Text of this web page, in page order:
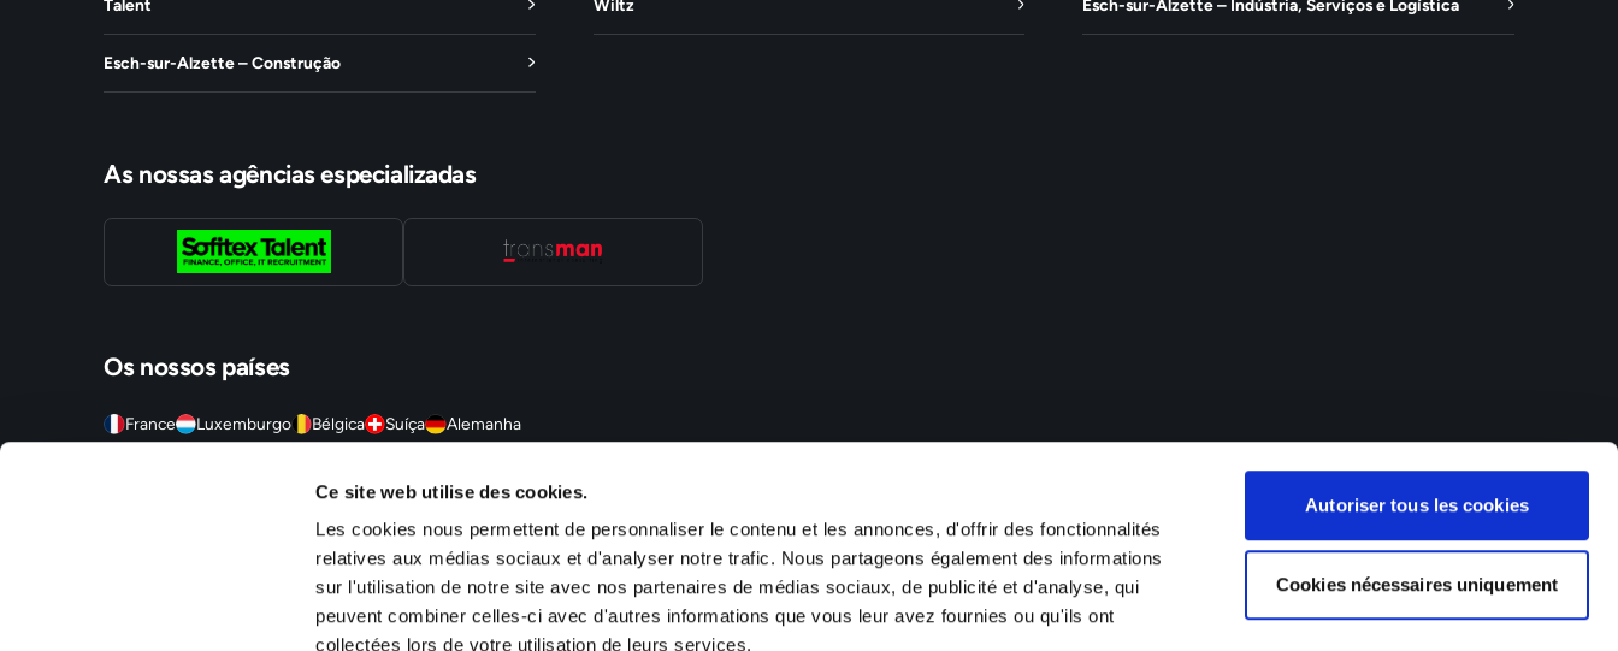
Ce site web utilise des cookies.
Les cookies nous permettent de personnaliser le contenu et les annonces, d'offrir des fonctionnalités
relatives aux médias sociaux et d'analyser notre trafic. Nous partageons également des informations
sur l'utilisation de notre site avec nos partenaires de médias sociaux, de publicité et d'analyse, qui
peuvent combiner celles-ci avec d'autres informations que vous leur avez fournies ou qu'ils ont
collectées lors de votre utilisation de leurs services.
Autoriser tous les cookies
Cookies nécessaires uniquement
Talent Wiltz Esch-sur-Alzette – Indústria, Serviços e Logística
Esch-sur-Alzette – Construção
As nossas agências especializadas
Os nossos países
France Luxemburgo Bélgica Suíça Alemanha
Sofitex est un réseau d'agences d'intérim, travail temporaire, de recrutement et de gestion des ressources humaines. Nous proposons des offres d'emploi dans de nombreux secteurs d'activités. Nos
agences sont situées en Alsace (Mulhouse, Strasbourg, Molsheim, Obernai, Haguenau, Colmar, Guebwiller, Saint Louis, Cernay), en Lorraine (Hagondange, Metz, Thionville), en Franche-Comté et dans le
Territoire de Belfort (Montbéliard, Belfort, Delle), en Ile-de-France (Paris). Sofitex est également présent en Allemagne (Kehl, Saarbrücken), en Suisse (Delémont, Saigneléger) et au Luxembourg (Esch